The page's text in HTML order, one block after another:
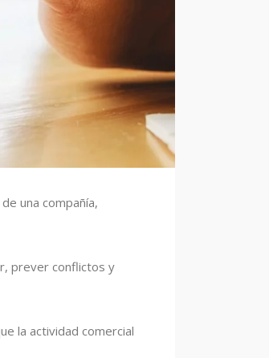
una compañía,
prever conflictos y
la actividad comercial